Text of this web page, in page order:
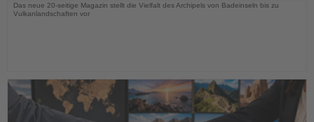
Das neue 20-seitige Magazin stellt die Vielfalt des Archipels von Badeinseln bis zu
Vulkanlandschaften vor